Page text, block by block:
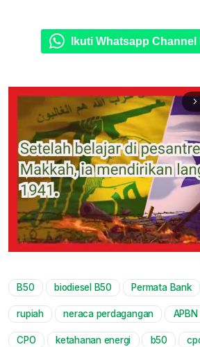
Ikuti Whatsapp
arrow_forward_ios
B50 biodiesel B50 Permata Bank
rupiah neraca perdagangan APBN
CPO ketahanan energi b50